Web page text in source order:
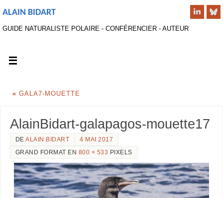
ALAIN BIDART
GUIDE NATURALISTE POLAIRE - CONFÉRENCIER - AUTEUR
« GALA7-MOUETTE
AlainBidart-galapagos-mouette17
DEALAIN BIDART
4 MAI 2017
GRAND FORMAT EN 800 × 533 PIXELS